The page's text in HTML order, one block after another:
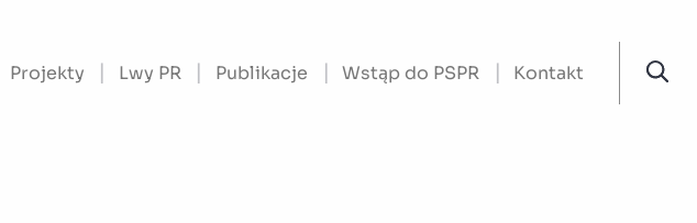
Projekty Lwy PR Publikacje Wstąp do PSPR Kontakt